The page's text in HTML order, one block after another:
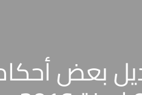
208 لسنة 2017